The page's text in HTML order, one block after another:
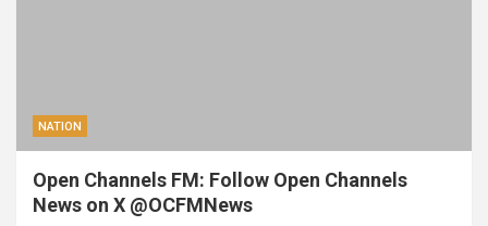
NATION
Open Channels FM: Follow Open Channels
News on X @OCFMNews